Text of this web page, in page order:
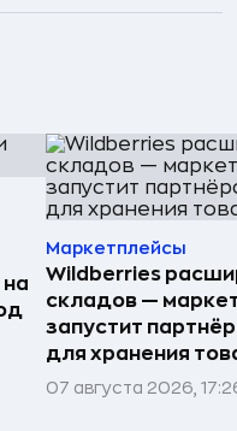
Маркетплейсы
Wildberries
складов —
запустит
для хранения
07 августа 2026,